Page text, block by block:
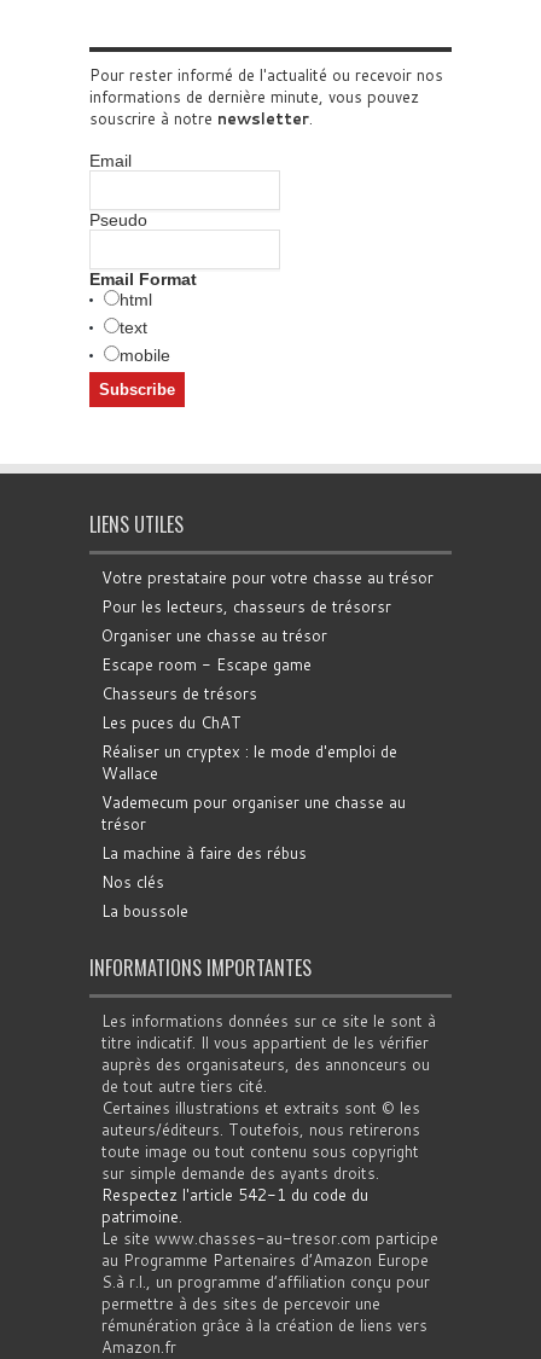
Pour rester informé de l'actualité ou recevoir nos
informations de dernière minute, vous pouvez
souscrire à notre newsletter.
Email
Pseudo
Email Format
html
text
mobile
LIENS UTILES
Votre prestataire pour votre chasse au trésor
Pour les lecteurs, chasseurs de trésorsr
Organiser une chasse au trésor
Escape room - Escape game
Chasseurs de trésors
Les puces du ChAT
Réaliser un cryptex : le mode d'emploi de
Wallace
Vademecum pour organiser une chasse au
trésor
La machine à faire des rébus
Nos clés
La boussole
INFORMATIONS IMPORTANTES
Les informations données sur ce site le sont à
titre indicatif. Il vous appartient de les vérifier
auprès des organisateurs, des annonceurs ou
de tout autre tiers cité.
Certaines illustrations et extraits sont © les
auteurs/éditeurs. Toutefois, nous retirerons
toute image ou tout contenu sous copyright
sur simple demande des ayants droits.
Respectez l'article 542-1 du code du
patrimoine.
Le site www.chasses-au-tresor.com participe
au Programme Partenaires d’Amazon Europe
S.à r.l., un programme d’affiliation conçu pour
permettre à des sites de percevoir une
rémunération grâce à la création de liens vers
Amazon.fr